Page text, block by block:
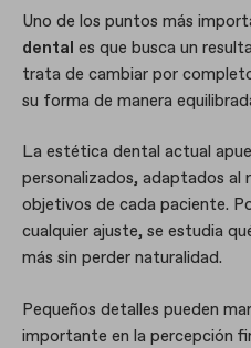
Uno de los puntos más
dental es que busca un
trata de cambiar por
su forma de manera
La estética dental actual
personalizados, adaptados al
objetivos de cada paciente.
cualquier ajuste, se estudia
más sin perder naturalidad.
Pequeños detalles pueden
importante en la percepción